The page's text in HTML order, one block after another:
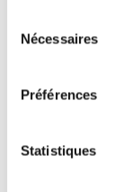
Nécessaires
Préférences
Statistiques